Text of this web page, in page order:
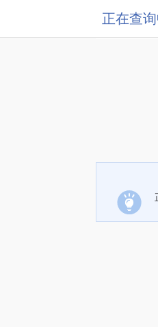
正在查